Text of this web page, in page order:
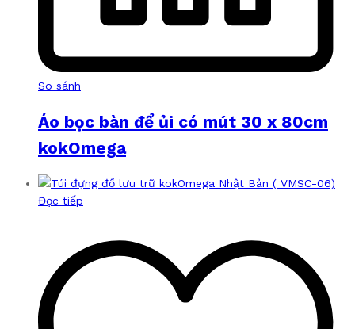
So sánh
Áo bọc bàn để ủi có mút 30 x 80cm
kokOmega
Đọc tiếp